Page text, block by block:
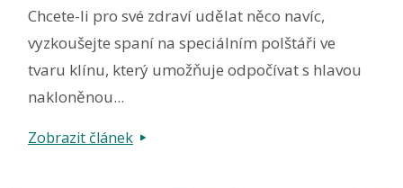
Chcete-li pro své zdraví udělat něco navíc,
vyzkoušejte spaní na speciálním polštáři ve
tvaru klínu, který umožňuje odpočívat s hlavou
nakloněnou...
Zobrazit článek